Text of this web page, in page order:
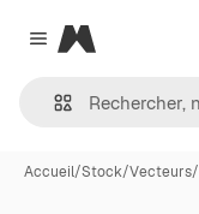
Close menu
Magnific
Accueil/Stock/Vecteurs/